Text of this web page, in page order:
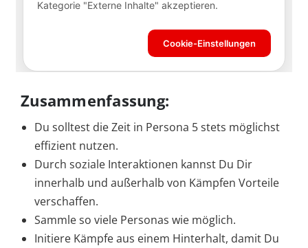
Zusammenfassung:
Du solltest die Zeit in Persona 5 stets möglichst
effizient nutzen.
Durch soziale Interaktionen kannst Du Dir
innerhalb und außerhalb von Kämpfen Vorteile
verschaffen.
Sammle so viele Personas wie möglich.
Initiere Kämpfe aus einem Hinterhalt, damit Du